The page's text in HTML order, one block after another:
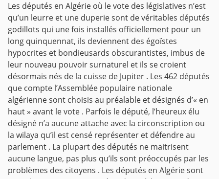
Les députés en Algérie où le vote des législatives n’est
qu’un leurre et une duperie sont de véritables députés
godillots qui une fois installés officiellement pour un
long quinquennat, ils deviennent des égoïstes
hypocrites et bondieusards obscurantistes, imbus de
leur nouveau pouvoir surnaturel et ils se croient
désormais nés de la cuisse de Jupiter . Les 462 députés
que compte l’Assemblée populaire nationale
algérienne sont choisis au préalable et désignés d’« en
haut » avant le vote . Parfois le député, l’heureux élu
désigné n’a aucune attache avec la circonscription ou
la wilaya qu’il est censé représenter et défendre au
parlement . La plupart des députés ne maitrisent
aucune langue, pas plus qu’ils sont préoccupés par les
problèmes des citoyens . Les députés en Algérie sont